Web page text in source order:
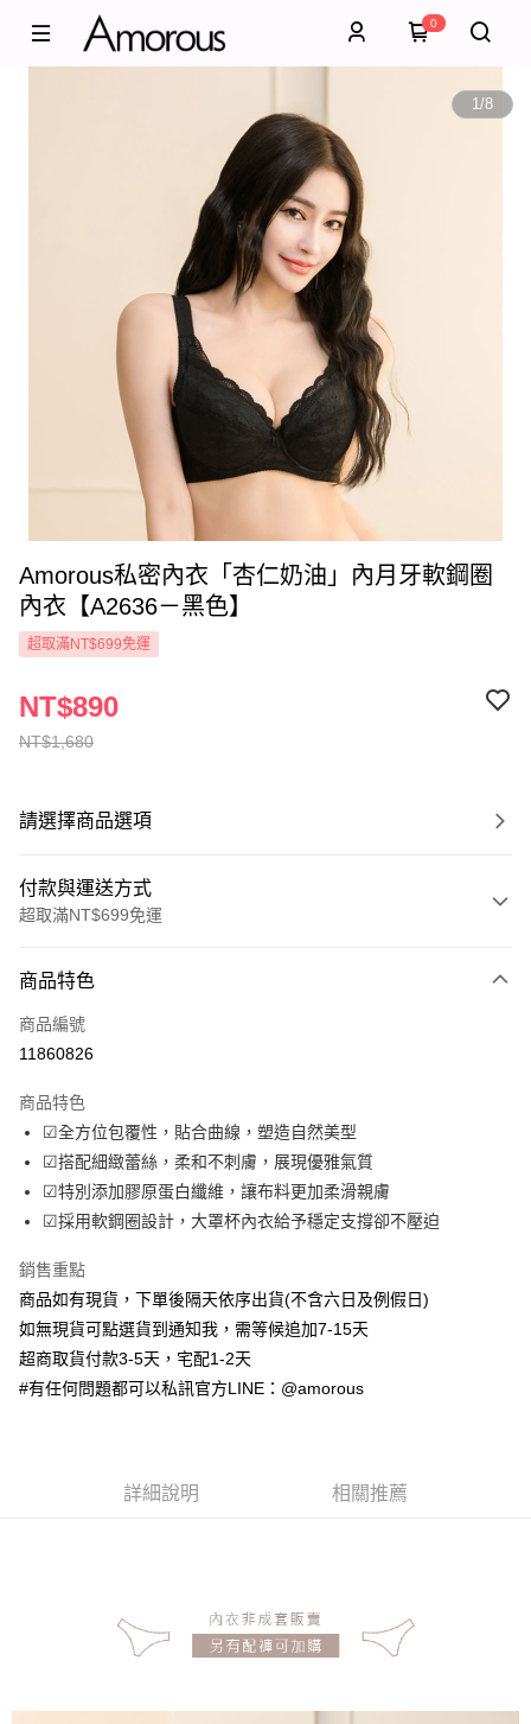
0
1/8
Amorous私密內衣「杏仁奶油」內月牙軟鋼圈
內衣【A2636－黑色】
超取滿NT$699免運
NT$1,680
NT$890
請選擇商品選項
付款與運送方式
超取滿NT$699免運
信用卡一次付款
超商取貨付款
Apple Pay
街口支付
ATM付款
運送方式
全家取貨付款
每筆NT$70，滿NT$699(含以上)免運費
付款後全家取貨
每筆NT$70，滿NT$699(含以上)免運費
商品特色
商品編號
11860826
商品特色
☑全方位包覆性，貼合曲線，塑造自然美型
☑搭配細緻蕾絲，柔和不刺膚，展現優雅氣質
☑特別添加膠原蛋白纖維，讓布料更加柔滑親膚
☑採用軟鋼圈設計，大罩杯內衣給予穩定支撐卻不壓迫
銷售重點
商品如有現貨，下單後隔天依序出貨(不含六日及例假日)
如無現貨可點選貨到通知我，需等候追加7-15天
超商取貨付款3-5天，宅配1-2天
#有任何問題都可以私訊官方LINE：@amorous
詳細說明 相關推薦